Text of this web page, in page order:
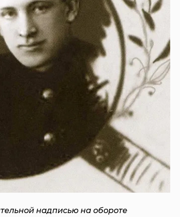
надписью на обороте